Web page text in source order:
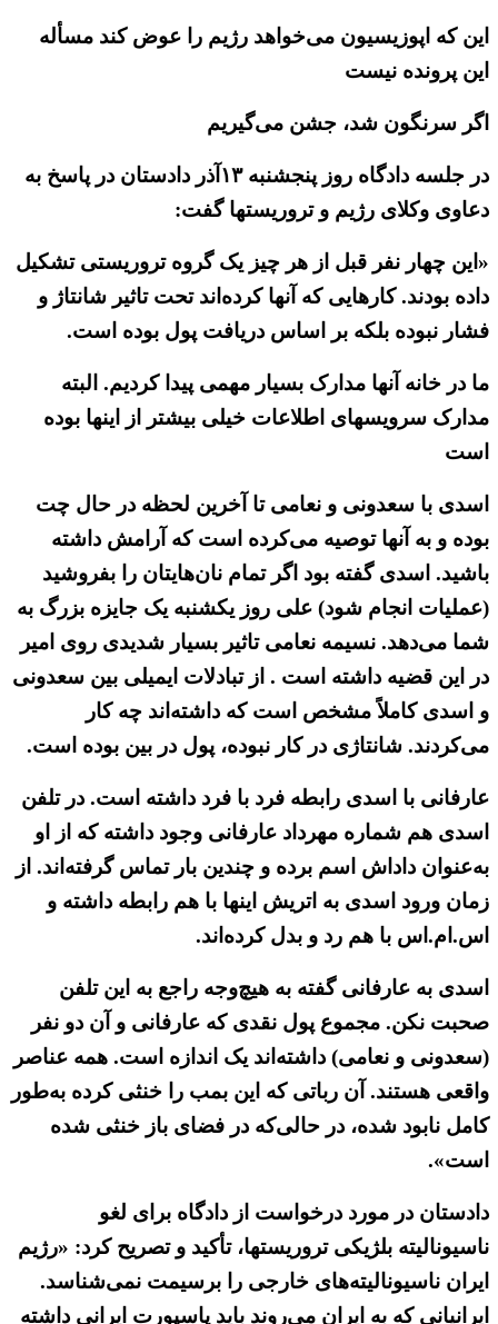
این که اپوزیسیون می‌خواهد رژیم را عوض کند مسأله
این پرونده نیست
اگر سرنگون شد، جشن می‌گیریم
در جلسه دادگاه روز پنجشنبه ۱۳آذر دادستان در پاسخ به
دعاوی وکلای رژیم و تروریستها گفت:
«این چهار نفر قبل از هر چیز یک گروه تروریستی تشکیل
داده بودند. کارهایی که آنها کرده‌اند تحت تاثیر شانتاژ و
فشار نبوده بلکه بر اساس دریافت پول بوده است.
ما در خانه آنها مدارک بسیار مهمی پیدا کردیم. البته
مدارک سرویسهای اطلاعات خیلی بیشتر از اینها بوده
است
اسدی با سعدونی و نعامی تا آخرین لحظه در حال چت
بوده و به آنها توصیه می‌کرده است که آرامش داشته
باشید. اسدی گفته بود اگر تمام نان‌هایتان را بفروشید
(عملیات انجام شود) علی روز یکشنبه یک جایزه بزرگ به
شما می‌دهد. نسیمه نعامی تاثیر بسیار شدیدی روی امیر
در این قضیه داشته است . از تبادلات ایمیلی بین سعدونی
و اسدی کاملاً مشخص است که داشته‌اند چه کار
می‌کردند. شانتاژی در کار نبوده، پول در بین بوده است.
عارفانی با اسدی رابطه فرد با فرد داشته است. در تلفن
اسدی هم شماره مهرداد عارفانی وجود داشته که از او
به‌عنوان داداش اسم برده و چندین بار تماس گرفته‌اند. از
زمان ورود اسدی به اتریش اینها با هم رابطه داشته و
اس.ام.اس با هم رد و بدل کرده‌اند.
اسدی به عارفانی گفته به هیچ‌وجه راجع به این تلفن
صحبت نکن. مجموع پول نقدی که عارفانی و آن دو نفر
(سعدونی و نعامی) داشته‌اند یک اندازه است. همه عناصر
واقعی هستند. آن رباتی که این بمب را خنثی کرده به‌طور
کامل نابود شده، در حالی‌که در فضای باز خنثی شده
است».
دادستان در مورد درخواست از دادگاه برای لغو
ناسیونالیته بلژیکی تروریستها، تأکید و تصریح کرد: «رژیم
ایران ناسیونالیته‌های خارجی را برسیمت نمی‌شناسد.
ایرانیانی که به ایران می‌روند باید پاسپورت ایرانی داشته